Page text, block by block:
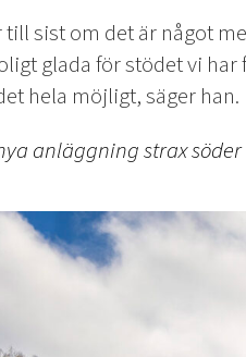
till sist om det är något
glada för stödet vi
hela möjligt, säger han.
anläggning strax söder